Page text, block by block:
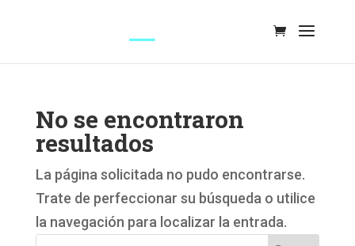
No se encontraron
resultados
La página solicitada no pudo encontrarse.
Trate de perfeccionar su búsqueda o utilice
la navegación para localizar la entrada.